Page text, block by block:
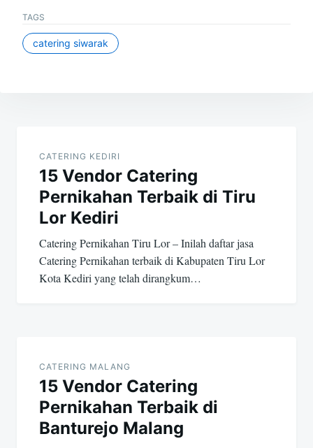
TAGS
catering siwarak
navigation
CATERING KEDIRI
15 Vendor Catering
Pernikahan Terbaik di Tiru
Lor Kediri
Catering Pernikahan Tiru Lor – Inilah daftar jasa
Catering Pernikahan terbaik di Kabupaten Tiru Lor
Kota Kediri yang telah dirangkum…
CATERING MALANG
15 Vendor Catering
Pernikahan Terbaik di
Banturejo Malang